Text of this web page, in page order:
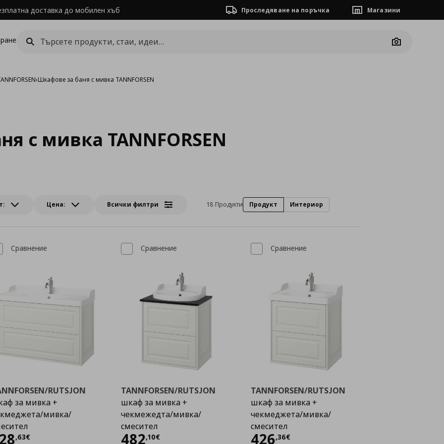
доставка до мобилен хъб Проследяване на поръчка Магазини
Camera
›Шкафове за баня с мивка TANNFORSEN
с мивка TANNFORSEN
Цена: Всички филтри 18 Продукти Продукт Интериор
Сравнение
RUTSJON
за мивка +
мивка/
,63€
Сравнение
TANNFORSEN/RUTSJON
шкаф за мивка +
чекмежедта/мивка/
смесител
482,10€
Цена
Сравнение
TANNFORSEN/RUTSJON
шкаф за мивка +
чекмеджета/мивка/
смесител
426,36€
Цена